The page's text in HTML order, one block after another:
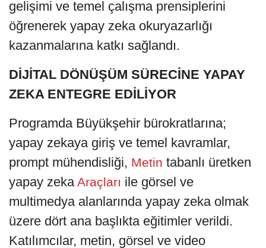
gelişimi ve temel çalışma prensiplerini
öğrenerek yapay zeka okuryazarlığı
kazanmalarına katkı sağlandı.
DİJİTAL DÖNÜŞÜM SÜRECİNE YAPAY
ZEKA ENTEGRE EDİLİYOR
Programda Büyükşehir bürokratlarına;
yapay zekaya giriş ve temel kavramlar,
prompt mühendisliği, Metin tabanlı üretken
yapay zeka Araçları ile görsel ve
multimedya alanlarında yapay zeka olmak
üzere dört ana başlıkta eğitimler verildi.
Katılımcılar, metin, görsel ve video